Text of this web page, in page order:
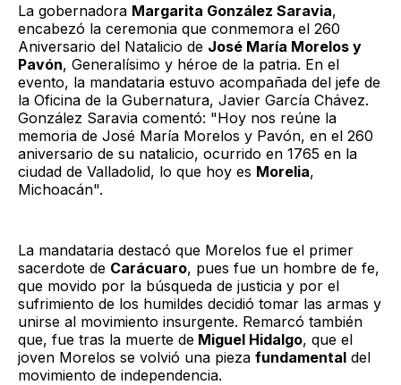
La gobernadora Margarita González Saravia,
encabezó la ceremonia que conmemora el 260
Aniversario del Natalicio de José María Morelos y
Pavón, Generalísimo y héroe de la patria. En el
evento, la mandataria estuvo acompañada del jefe de
la Oficina de la Gubernatura, Javier García Chávez.
González Saravia comentó: "Hoy nos reúne la
memoria de José María Morelos y Pavón, en el 260
aniversario de su natalicio, ocurrido en 1765 en la
ciudad de Valladolid, lo que hoy es Morelia,
Michoacán".
La mandataria destacó que Morelos fue el primer
sacerdote de Carácuaro, pues fue un hombre de fe,
que movido por la búsqueda de justicia y por el
sufrimiento de los humildes decidió tomar las armas y
unirse al movimiento insurgente. Remarcó también
que, fue tras la muerte de Miguel Hidalgo, que el
joven Morelos se volvió una pieza fundamental del
movimiento de independencia.